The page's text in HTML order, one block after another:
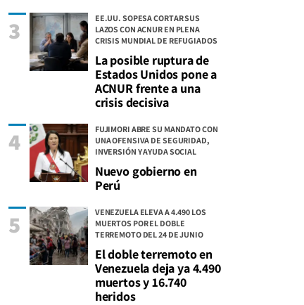
EE.UU. SOPESA CORTAR SUS
LAZOS CON ACNUR EN PLENA
CRISIS MUNDIAL DE REFUGIADOS
La posible ruptura de
Estados Unidos pone a
ACNUR frente a una
crisis decisiva
3
FUJIMORI ABRE SU MANDATO CON
UNA OFENSIVA DE SEGURIDAD,
INVERSIÓN Y AYUDA SOCIAL
Nuevo gobierno en
Perú
4
VENEZUELA ELEVA A 4.490 LOS
MUERTOS POR EL DOBLE
TERREMOTO DEL 24 DE JUNIO
El doble terremoto en
Venezuela deja ya 4.490
muertos y 16.740
heridos
5